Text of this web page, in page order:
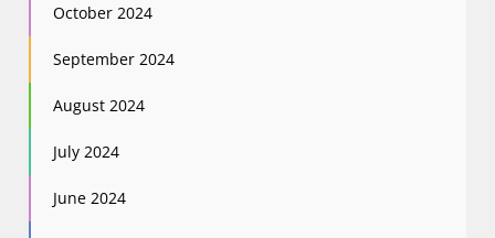
October 2024
September 2024
August 2024
July 2024
June 2024